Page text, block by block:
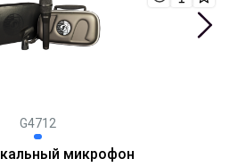
G4712
микрофон